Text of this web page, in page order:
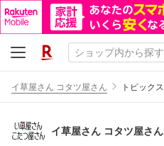
イ草屋さん コタツ屋さん トピックス
イ草屋さん コタツ屋さん